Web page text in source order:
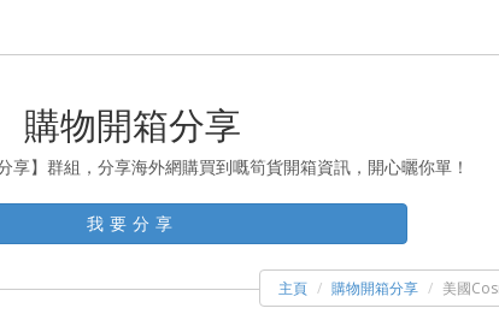
購物開箱分享
享】群組，分享海外網購買到嘅筍貨開箱資訊，開心曬你單！
我要分享
主頁 購物開箱分享 美國